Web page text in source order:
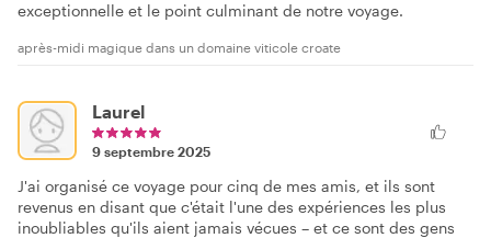
exceptionnelle et le point culminant de notre voyage.
après-midi magique dans un domaine viticole croate
Laurel
9 septembre 2025
J'ai organisé ce voyage pour cinq de mes amis, et ils sont
revenus en disant que c'était l'une des expériences les plus
inoubliables qu'ils aient jamais vécues – et ce sont des gens